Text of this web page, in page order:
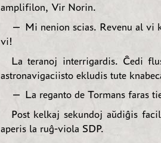
amplifilon, Vir Norin.
— Mi nenion scias. Revenu al vi
vi!
La teranoj interrigardis. Ĉedi
astronavigaciisto ekludis tute
— La reganto de Tormans
Post kelkaj sekundoj aŭdiĝis
aperis la ruĝ-viola SDP.